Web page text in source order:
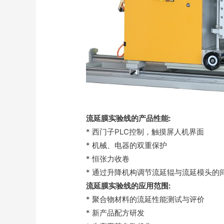
流延膜实验线的产品性能:
* 西门子PLC控制，触摸屏人机界面
* 机械、电器的双重保护
* 恒张力收卷
* 通过升降机构调节流延辊与流延模头的
流延膜实验线的应用范围:
* 聚合物材料的流延性能测试与评价
* 新产品配方研发